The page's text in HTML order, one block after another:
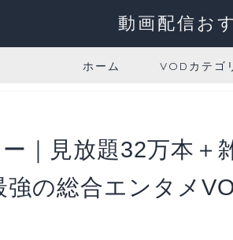
動画配信お
ホーム VODカテゴ
｜見放題32万本＋
強の総合エンタメ